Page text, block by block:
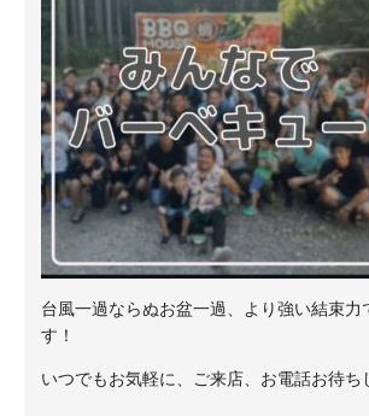
台風一過ならぬお盆一過、より強い結束力
す！
いつでもお気軽に、ご来店、お電話お待ち